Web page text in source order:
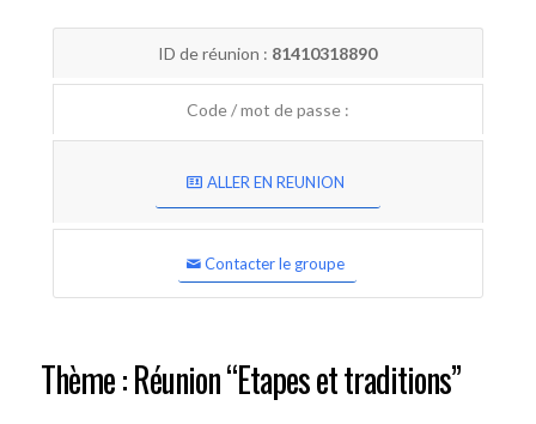
ID de réunion : 81410318890
Code / mot de passe :
ALLER EN REUNION
Contacter le groupe
Thème : Réunion “Etapes et traditions”